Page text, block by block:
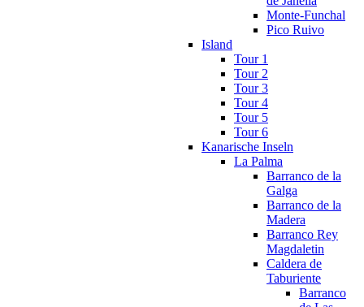
Monte-Funchal
Pico Ruivo
Island
Tour 1
Tour 2
Tour 3
Tour 4
Tour 5
Tour 6
Kanarische Inseln
La Palma
Barranco de la
Galga
Barranco de la
Madera
Barranco Rey
Magdaletin
Caldera de
Taburiente
Barranco